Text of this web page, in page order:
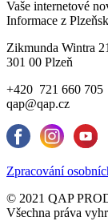
Vaše internetové
Informace z
Zikmunda Wintra
301 00 Plzeň
+420 721 660 705
qap@qap.cz
Zpracování
© 2021 QAP
Všechna práva